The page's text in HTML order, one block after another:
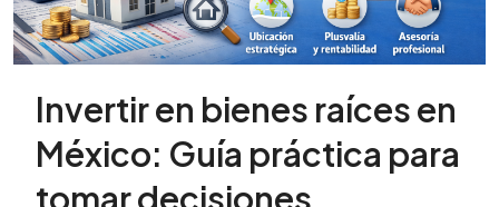
Invertir en bienes raíces en
México: Guía práctica para
tomar decisiones